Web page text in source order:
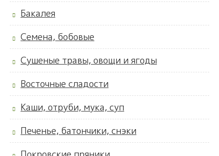
Бакалея
Семена, бобовые
Сушеные травы, овощи и ягоды
Восточные сладости
Каши, отруби, мука, суп
Печенье, батончики, снэки